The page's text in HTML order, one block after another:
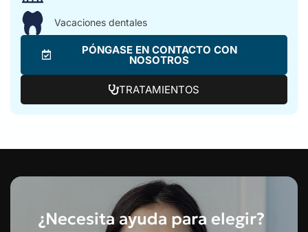
Vacaciones dentales
PÓNGASE EN CONTACTO CON
NOSOTROS
TRATAMIENTOS
¿Necesita ayuda para elegir?